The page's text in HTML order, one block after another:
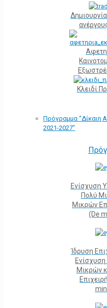
Κλειδί
Πρόγραμμα “Δίκαιη
2021-2027”
Ενίσχυση
Πολύ
Μικρών
(De
Ίδρυση
Μικρών